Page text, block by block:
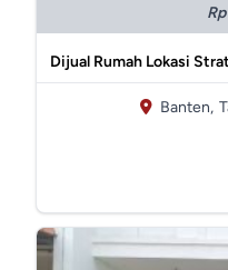
Dijual Rumah Lokasi
Banten,